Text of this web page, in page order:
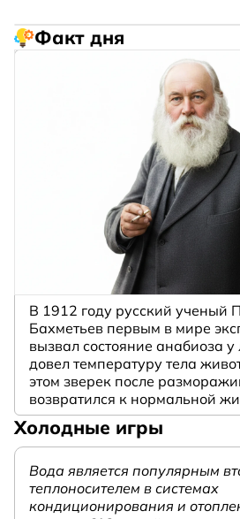
Факт дня
В 1912 году русский ученый
Бахметьев первым в мире
вызвал состояние анабиоза
довел температуру тела
этом зверек после
возвратился к нормальной
Холодные игры
Вода является популярным
теплоносителем в системах
кондиционирования и